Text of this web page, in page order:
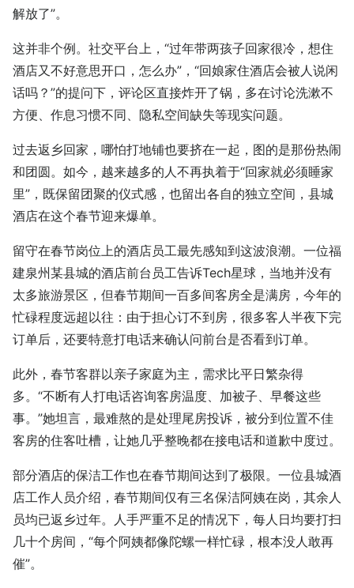
解放了”。
这并非个例。社交平台上，“过年带两孩子回家很冷，想住
酒店又不好意思开口，怎么办”，“回娘家住酒店会被人说闲
话吗？”的提问下，评论区直接炸开了锅，多在讨论洗漱不
方便、作息习惯不同、隐私空间缺失等现实问题。
过去返乡回家，哪怕打地铺也要挤在一起，图的是那份热闹
和团圆。如今，越来越多的人不再执着于“回家就必须睡家
里”，既保留团聚的仪式感，也留出各自的独立空间，县城
酒店在这个春节迎来爆单。
留守在春节岗位上的酒店员工最先感知到这波浪潮。一位福
建泉州某县城的酒店前台员工告诉Tech星球，当地并没有
太多旅游景区，但春节期间一百多间客房全是满房，今年的
忙碌程度远超以往：由于担心订不到房，很多客人半夜下完
订单后，还要特意打电话来确认问前台是否看到订单。
此外，春节客群以亲子家庭为主，需求比平日繁杂得
多。“不断有人打电话咨询客房温度、加被子、早餐这些
事。”她坦言，最难熬的是处理尾房投诉，被分到位置不佳
客房的住客吐槽，让她几乎整晚都在接电话和道歉中度过。
部分酒店的保洁工作也在春节期间达到了极限。一位县城酒
店工作人员介绍，春节期间仅有三名保洁阿姨在岗，其余人
员均已返乡过年。人手严重不足的情况下，每人日均要打扫
几十个房间，“每个阿姨都像陀螺一样忙碌，根本没人敢再
催”。